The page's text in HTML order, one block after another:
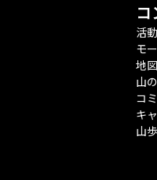
活
モ
地図
山
コ
キ
山